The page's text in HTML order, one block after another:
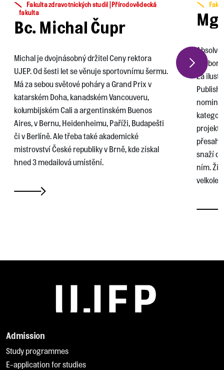
Fakulta zdravotnických studií | Přírodovědecká
fakulta
Bc. Michal Čupr
Michal je dvojnásobný držitel Ceny rektora
UJEP. Od šesti let se věnuje sportovnímu šermu.
Má za sebou světové poháry a Grand Prix v
katarském Doha, kanadském Vancouveru,
kolumbijském Cali a argentinském Buenos
Aires, v Bernu, Heidenheimu, Paříži, Budapešti
či v Berlíně. Ale třeba také akademické
mistrovství České republiky v Brně, kde získal
hned 3 medailová umístění.
soubor
Za
snaží
ním.
Admission
Study programmes
E-application for studies